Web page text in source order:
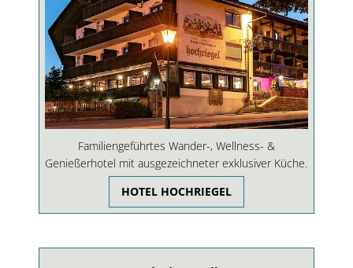
Familiengeführtes Wander-, Wellness- &
Genießerhotel mit ausgezeichneter exklusiver Küche.
HOTEL HOCHRIEGEL